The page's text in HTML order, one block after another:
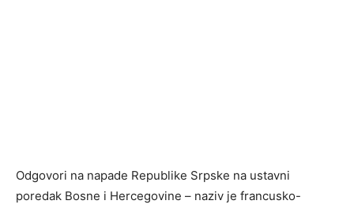
Odgovori na napade Republike Srpske na ustavni
poredak Bosne i Hercegovine – naziv je francusko-